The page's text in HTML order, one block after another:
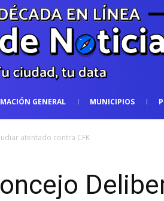
GENERAL MUNICIPIOS
atentado contra CFK